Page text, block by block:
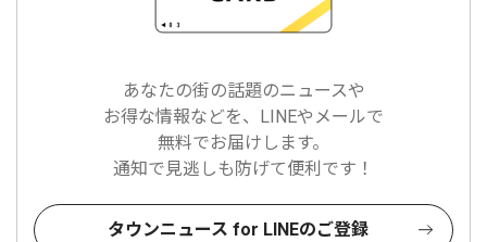
あなたの街の話題のニュースや
お得な情報などを、LINEやメールで
無料でお届けします。
通知で見逃しも防げて便利です！
タウンニュース for LINEのご登録